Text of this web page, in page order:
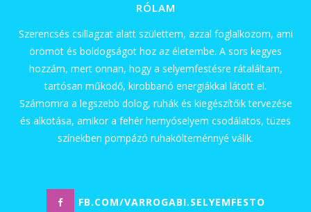
RÓLAM
Szerencsés csillagzat alatt születtem, azzal foglalkozom, ami
örömöt és boldogságot hoz az életembe. A sors kegyes
hozzám, mert onnan, hogy a selyemfestésre rátaláltam,
tartósan működő, kirobbanó energiákkal látott el.
Számomra a legszebb dolog, ruhák és kiegészítőik tervezése
és alkotása, amikor a fehér hernyóselyem csodálatos, tüzes
színekben pompázó ruhakölteménnyé válik.
FB.COM/VARROGABI.SELYEMFESTO